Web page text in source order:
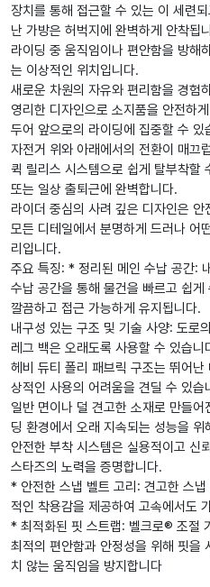
장치를 통해 접근할 수 있는 이 세련
난 가방은 허벅지에 완벽하게 안착됩
라이딩 중 움직임이나 편안함을 방해
는 이상적인 위치입니다.
새로운 차원의 자유와 편리함을 경험
영리한 디자인으로 소지품을 안전하
두어 앞으로의 라이딩에 집중할 수 있
자전거 위와 아래에서의 전환이 매끄
퀵 릴리스 시스템으로 쉽게 탈부착할
또는 일상 출퇴근에 완벽합니다.
라이더 중심의 사려 깊은 디자인은 안
모든 디테일에서 분명하게 드러나 어
리입니다.
주요 특징: * 정리된 메인 수납 공간:
수납 공간을 통해 물건을 빠르고 쉽게
깔끔하고 접근 가능하게 유지됩니다.
내구성 있는 구조 및 기술 사양: 도로
레그 백은 오래도록 사용할 수 있습니
헤비 듀티 폴리 패브릭 구조는 뛰어
상적인 사용의 어려움을 견딜 수 있습
일반 면이나 덜 견고한 소재로 만들어
딩 환경에서 오래 지속되는 성능을
안전한 부착 시스템은 실용적이고 신
스타즈의 노력을 증명합니다.
* 안전한 스냅 벨트 고리: 견고한 스
적인 착용감을 제공하여 고속에서도
* 최적화된 핏 스트랩: 벨크로® 조절
최적의 편안함과 안정성을 위해 핏을
치 않는 움직임을 방지합니다